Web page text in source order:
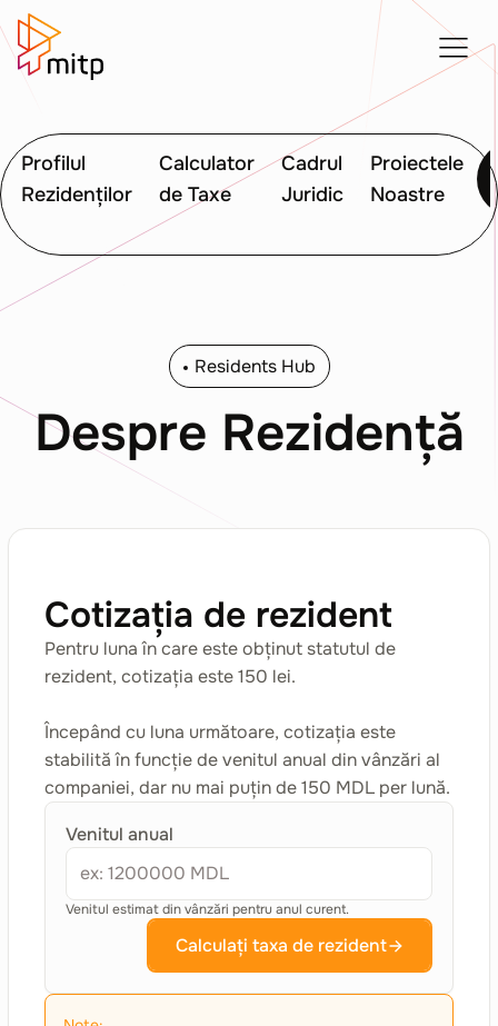
Profilul
Rezidenților
Calculator
de Taxe
Cadrul
Juridic
Proiectele
Noastre
Residents Hub
Despre Rezidență
Cotizația de rezident
Pentru luna în care este obținut statutul de
rezident, cotizația este 150 lei.
Începând cu luna următoare, cotizația este
stabilită în funcție de venitul anual din vânzări al
companiei, dar nu mai puțin de 150 MDL per lună.
Venitul anual
Venitul estimat din vânzări pentru anul curent.
Calculați taxa de rezident